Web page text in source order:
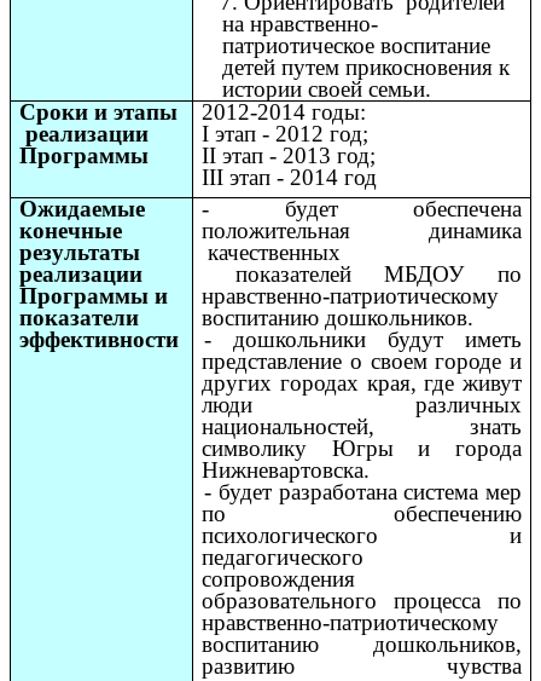
на нравственно-
патриотическое воспитание
детей путем прикосновения к
истории своей семьи.
Сроки и этапы
реализации
Программы
2012-2014 годы:
I этап - 2012 год;
II этап - 2013 год;
III этап - 2014 год
Ожидаемые
конечные
результаты
реализации
Программы и
показатели
эффективности
- будет обеспечена
положительная динамика
качественных
показателей МБДОУ по
нравственно-патриотическому
воспитанию дошкольников.
- дошкольники будут иметь
представление о своем городе и
других городах края, где живут
люди различных
национальностей, знать
символику Югры и города
Нижневартовска.
- будет разработана система мер
по обеспечению
психологического и
педагогического
сопровождения
образовательного процесса по
нравственно-патриотическому
воспитанию дошкольников,
развитию чувства